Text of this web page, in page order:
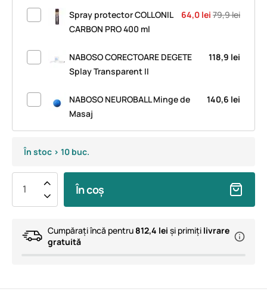
64,0 lei 79,9 lei
Spray protector COLLONIL
CARBON PRO 400 ml
118,9 lei
NABOSO CORECTOARE DEGETE
Splay Transparent II
140,6 lei
NABOSO NEUROBALL Minge de
Masaj
În stoc > 10 buc.
În coș
Cumpărați încă pentru 812,4 lei și primiți livrare
gratuită